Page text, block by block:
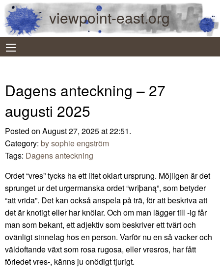
viewpoint-east.org
Dagens anteckning – 27
augusti 2025
Posted on August 27, 2025 at 22:51.
Category: by sophie engström
Tags: Dagens anteckning
Ordet “vres” tycks ha ett litet oklart ursprung. Möjligen är det
sprunget ur det urgermanska ordet “wrīþaną”, som betyder
“att vrida”. Det kan också anspela på trä, för att beskriva att
det är knotigt eller har knölar. Och om man lägger till -ig får
man som bekant, ett adjektiv som beskriver ett tvärt och
ovänligt sinnelag hos en person. Varför nu en så vacker och
väldoftande växt som rosa rugosa, eller vresros, har fått
förledet vres-, känns ju onödigt tjurigt.